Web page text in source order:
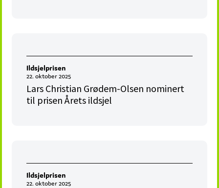
Ildsjelprisen
22. oktober 2025
Lars Christian Grødem-Olsen nominert
til prisen Årets ildsjel
Ildsjelprisen
22. oktober 2025